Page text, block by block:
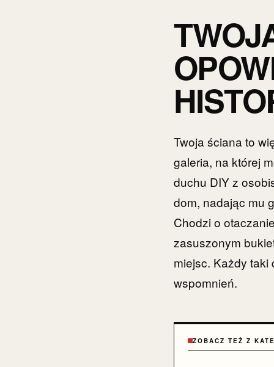
Twoja ściana to
galeria, na której
duchu DIY z
dom, nadając mu
Chodzi o
zasuszonym
miejsc. Każdy taki
wspomnień.
ZOBACZ TEŻ Z